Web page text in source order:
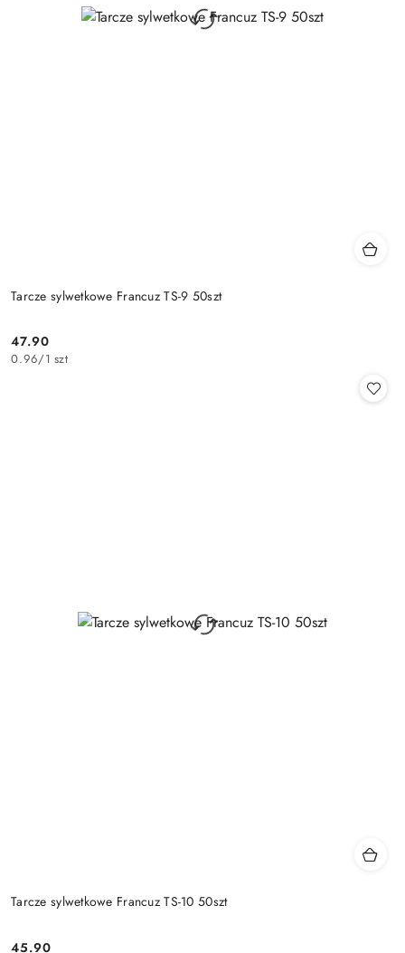
Tarcze sylwetkowe Francuz TS-9 50szt
Cena:
47.90
0.96/1 szt
Tarcze sylwetkowe Francuz TS-10 50szt
45.90